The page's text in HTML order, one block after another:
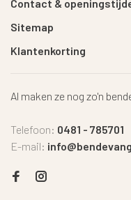
Contact &
Sitemap
Klantenkorting
Al maken ze nog zo'n
Telefoon: 0481 - 785701
E-mail: